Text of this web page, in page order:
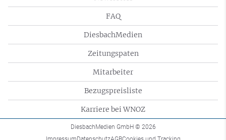
FAQ
DiesbachMedien
Zeitungspaten
Mitarbeiter
Bezugspreisliste
Karriere bei WNOZ
DiesbachMedien GmbH © 2026